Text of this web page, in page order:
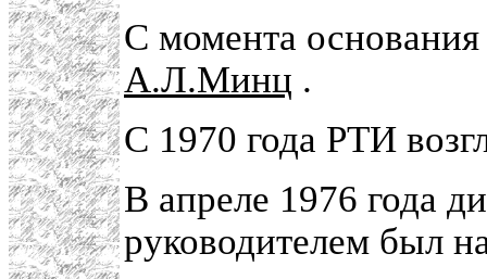
С момента основания
А.Л.Минц .
С 1970 года РТИ
В апреле 1976 года
руководителем был